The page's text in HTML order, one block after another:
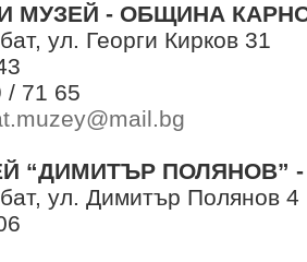
МУЗЕЙ - ОБЩИНА
ул. Георги Кирков 31
/ 71 65
“ДИМИТЪР ПОЛЯНОВ”
ул. Димитър Полянов 4